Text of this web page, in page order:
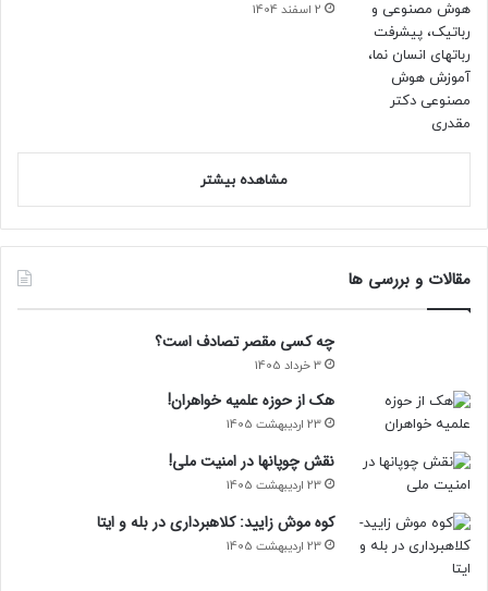
2 اسفند 1404
مشاهده بیشتر
مقالات و بررسی ها
چه کسی مقصر تصادف است؟
3 خرداد 1405
هک از حوزه علمیه خواهران!
23 اردیبهشت 1405
نقش چوپانها در امنیت ملی!
23 اردیبهشت 1405
کوه موش زایید: کلاهبرداری در بله و ایتا
23 اردیبهشت 1405